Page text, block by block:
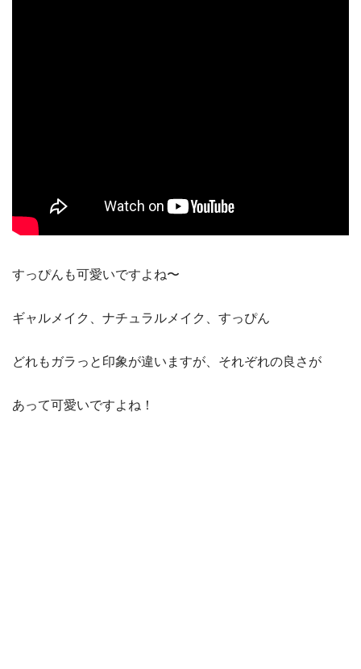
すっぴんも可愛いですよね〜
ギャルメイク、ナチュラルメイク、すっぴん
どれもガラっと印象が違いますが、それぞれの良さが
あって可愛いですよね！